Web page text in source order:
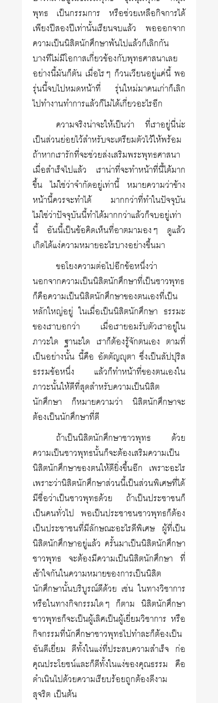
พุทธ เป็นกรรมการ หรือช่วยเหลือกิจการได้
เพียงปีสองปีเท่านั้นเรียนจบแล้ว พอออกจาก
ความเป็นนิสิตนักศึกษาพ้นไปแล้วก็เลิกกัน
บางทีไม่มีโอกาสเกี่ยวข้องกับพุทธศาสนาเลย
อย่างนี้มันก็ตัน เมื่อไรๆ ก็วนเวียนอยู่แค่นี้ พอ
รุ่นนี้จบไปหมดหน้าที่ รุ่นใหม่มาคนเก่าก็เลิก
ไปทำงานทำการแล้วก็ไม่ได้เกี่ยวอะไรอีก
ความจริงน่าจะให้เป็นว่า ที่เราอยู่นี่น่ะ
เป็นส่วนย่อยไว้สำหรับจะเตรียมตัวไว้ให้พร้อม
ถ้าหากเรารักที่จะช่วยส่งเสริมพระพุทธศาสนา
เมื่อสำเร็จไปแล้ว เราน่าที่จะทำหน้าที่นี้ได้มาก
ขึ้น ไม่ใช่ว่าจำกัดอยู่เท่านี้ หมายความว่าข้าง
หน้านี้ควรจะทำได้ มากกว่าที่ทำในปัจจุบัน
ไม่ใช่ว่าปัจจุบันนี้ทำได้มากกว่าแล้วก็จบอยู่เท่า
นี้ อันนี้เป็นข้อคิดเห็นที่อาตมามองๆ ดูแล้ว
เกิดได้แง่ความหมายอะไรบางอย่างขึ้นมา
ขอโยงความต่อไปอีกข้อหนึ่งว่า
นอกจากความเป็นนิสิตนักศึกษาที่เป็นชาวพุทธ
ก็คือความเป็นนิสิตนักศึกษาของตนเองที่เป็น
หลักใหญ่อยู่ ในเมื่อเป็นนิสิตนักศึกษา ธรรมะ
ของเราบอกว่า เมื่อเรายอมรับตัวเราอยู่ใน
ภาวะใด ฐานะใด เราก็ต้องรู้จักตนเอง ตามที่
เป็นอย่างนั้น นี้คือ อัตตัญญุตา ซึ่งเป็นสัปปุริส
ธรรมข้อหนึ่ง แล้วก็ทำหน้าที่ของตนเองใน
ภาวะนั้นให้ดีที่สุดสำหรับความเป็นนิสิต
นักศึกษา ก็หมายความว่า นิสิตนักศึกษาจะ
ต้องเป็นนักศึกษาที่ดี
ถ้าเป็นนิสิตนักศึกษาชาวพุทธ ด้วย
ความเป็นชาวพุทธนั้นก็จะต้องเสริมความเป็น
นิสิตนักศึกษาของตนให้ดียิ่งขึ้นอีก เพราะอะไร
เพราะว่านิสิตนักศึกษาส่วนนี้เป็นส่วนพิเศษที่ได้
มีชื่อว่าเป็นชาวพุทธด้วย ถ้าเป็นประชาชนก็
เป็นคนทั่วไป พอเป็นประชาชนชาวพุทธก็ต้อง
เป็นประชาชนที่มีลักษณะอะไรดีพิเศษ ผู้ที่เป็น
นิสิตนักศึกษาอยู่แล้ว ครั้นมาเป็นนิสิตนักศึกษา
ชาวพุทธ จะต้องมีความเป็นนิสิตนักศึกษา ที่
เข้าใจกันในความหมายของการเป็นนิสิต
นักศึกษานั้นบริบูรณ์ดีด้วย เช่น ในทางวิชาการ
หรือในทางกิจกรรมใดๆ ก็ตาม นิสิตนักศึกษา
ชาวพุทธก็จะเป็นผู้เลิศเป็นผู้เยี่ยมวิชาการ หรือ
กิจกรรมที่นักศึกษาชาวพุทธไปทำละก็ต้องเป็น
อันดีเยี่ยม ดีทั้งในแง่ที่ประสบความสำเร็จ ก่อ
คุณประโยชน์และก็ดีทั้งในแง่ของคุณธรรม คือ
ดำเนินไปด้วยความเรียบร้อยถูกต้องดีงาม
สุจริต เป็นต้น